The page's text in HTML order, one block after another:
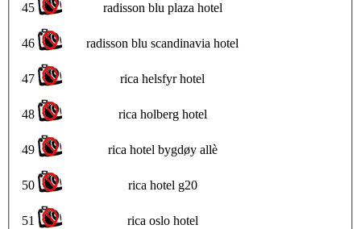
45 radisson blu plaza hotel
46 radisson blu scandinavia hotel
47 rica helsfyr hotel
48 rica holberg hotel
49 rica hotel bygdøy allè
50 rica hotel g20
51 rica oslo hotel